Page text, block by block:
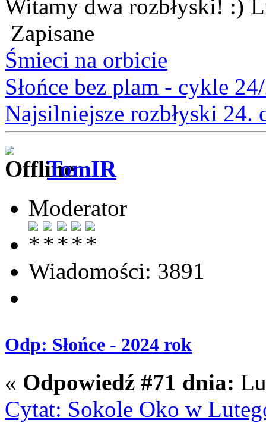
Witamy dwa rozbłyski!
Zapisane
Śmieci na orbicie
Słońce bez plam - cykle
Najsilniejsze rozbłyski 24.
TomIR
Moderator
Wiadomości: 3891
Odp: Słońce - 2024 rok
« Odpowiedź #71 dnia:
Cytat: Sokole Oko w